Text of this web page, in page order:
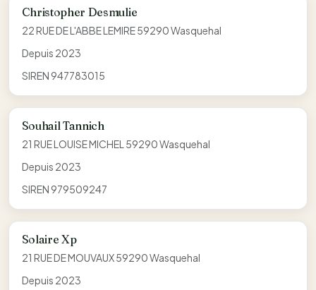
Christopher Desmulie
22 RUE DE L'ABBE LEMIRE 59290 Wasquehal
Depuis 2023
SIREN 947783015
Souhail Tannich
21 RUE LOUISE MICHEL 59290 Wasquehal
Depuis 2023
SIREN 979509247
Solaire Xp
21 RUE DE MOUVAUX 59290 Wasquehal
Depuis 2023